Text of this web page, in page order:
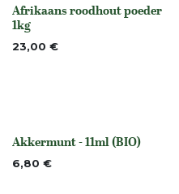
Niet op voorraad
Afrikaans roodhout poeder
1kg
23,00 €
None
Akkermunt - 11ml (BIO)
6,80 €